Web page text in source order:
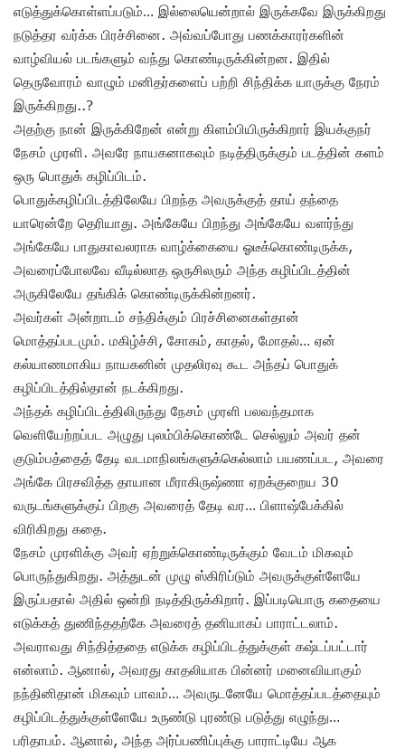
எடுத்துக்கொள்ளப்படும்… இல்லையென்றால் இருக்கவே இருக்கிறது
நடுத்தர வர்க்க பிரச்சினை. அவ்வப்போது பணக்காரர்களின்
வாழ்வியல் படங்களும் வந்து கொண்டிருக்கின்றன. இதில்
தெருவோரம் வாழும் மனிதர்களைப் பற்றி சிந்திக்க யாருக்கு நேரம்
இருக்கிறது..?
அதற்கு நான் இருக்கிறேன் என்று கிளம்பியிருக்கிறார் இயக்குநர்
நேசம் முரளி. அவரே நாயகனாகவும் நடித்திருக்கும் படத்தின் களம்
ஒரு பொதுக் கழிப்பிடம்.
பொதுக்கழிப்பிடத்திலேயே பிறந்த அவருக்குத் தாய் தந்தை
யாரென்றே தெரியாது. அங்கேயே பிறந்து அங்கேயே வளர்ந்து
அங்கேயே பாதுகாவலராக வாழ்க்கையை ஓடீக்கொண்டிருக்க,
அவரைப்போலவே வீடில்லாத ஒருசிலரும் அந்த கழிப்பிடத்தின்
அருகிலேயே தங்கிக் கொண்டிருக்கின்றனர்.
அவர்கள் அன்றாடம் சந்திக்கும் பிரச்சினைகள்தான்
மொத்தப்படமும். மகிழ்ச்சி, சோகம், காதல், மோதல்… ஏன்
கல்யாணமாகிய நாயகனின் முதலிரவு கூட அந்தப் பொதுக்
கழிப்பிடத்தில்தான் நடக்கிறது.
அந்தக் கழிப்பிடத்திலிருந்து நேசம் முரளி பலவந்தமாக
வெளியேற்றப்பட அழுது புலம்பிக்கொண்டே செல்லும் அவர் தன்
குடும்பத்தைத் தேடி வடமாநிலங்களுக்கெல்லாம் பயணப்பட, அவரை
அங்கே பிரசவித்த தாயான மீராகிருஷ்ணா ஏறக்குறைய 30
வருடங்களுக்குப் பிறகு அவரைத் தேடி வர… பிளாஷ்பேக்கில்
விரிகிறது கதை.
நேசம் முரளிக்கு அவர் ஏற்றுக்கொண்டிருக்கும் வேடம் மிகவும்
பொருந்துகிறது. அத்துடன் முழு ஸ்கிரிப்டும் அவருக்குள்ளேயே
இருப்பதால் அதில் ஒன்றி நடித்திருக்கிறார். இப்படியொரு கதையை
எடுக்கத் துணிந்ததற்கே அவரைத் தனியாகப் பாராட்டலாம்.
அவராவது சிந்தித்ததை எடுக்க கழிப்பிடத்துக்குள் கஷ்டப்பட்டார்
என்லாம். ஆனால், அவரது காதலியாக பின்னர் மனைவியாகும்
நந்தினிதான் மிகவும் பாவம்… அவருடனேயே மொத்தப்படத்தையும்
கழிப்பிடத்துக்குள்ளேயே உருண்டு புரண்டு படுத்து எழுந்து…
பரிதாபம். ஆனால், அந்த அர்ப்பணிப்புக்கு பாராட்டியே ஆக